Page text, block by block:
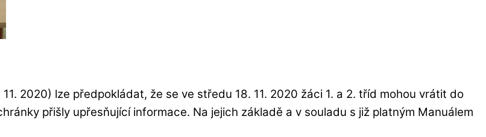
2020) lze předpokládat, že se ve středu 18. 11. 2020 žáci 1. a 2. tříd mohou vrátit do
přišly upřesňující informace. Na jejich základě a v souladu s již platným Manuálem